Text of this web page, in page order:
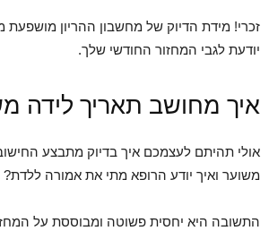
זכרי! מידת הדיוק של מחשבון ההריון
יודעת לגבי המחזור החודשי שלך.
איך מחושב תאריך לידה
אולי תהיתם לעצמכם איך בדיוק מתבצע
משוער ואיך יודע הרופא מתי את אמורה ללדת?
התשובה היא יחסית פשוטה ומבוססת על